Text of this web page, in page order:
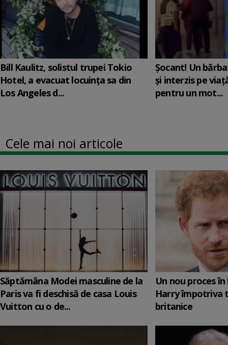
Bill Kaulitz, solistul trupei Tokio
Hotel, a evacuat locuinţa sa din
Los Angeles d...
Șocant! Un
și interzis pe
pentru un mot...
Cele mai noi articole
Săptămâna Modei masculine de la
Paris va fi deschisă de casa Louis
Vuitton cu o de...
Un nou proces
Harry împotriva
britanice